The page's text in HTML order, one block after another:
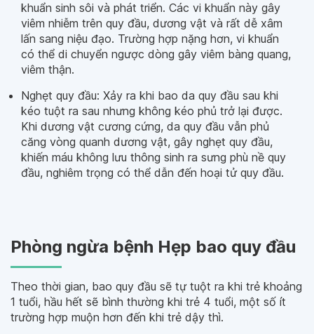
khuẩn sinh sôi và phát triển. Các vi khuẩn này gây
viêm nhiễm trên quy đầu, dương vật và rất dễ xâm
lấn sang niệu đạo. Trường hợp nặng hơn, vi khuẩn
có thể di chuyển ngược dòng gây viêm bàng quang,
viêm thận.
Nghẹt quy đầu: Xảy ra khi bao da quy đầu sau khi
kéo tuột ra sau nhưng không kéo phủ trở lại được.
Khi dương vật cương cứng, da quy đầu vẫn phủ
căng vòng quanh dương vật, gây nghẹt quy đầu,
khiến máu không lưu thông sinh ra sưng phù nề quy
đầu, nghiêm trọng có thể dẫn đến hoại tử quy đầu.
Phòng ngừa bệnh Hẹp bao quy đầu
Theo thời gian, bao quy đầu sẽ tự tuột ra khi trẻ khoảng
1 tuổi, hầu hết sẽ bình thường khi trẻ 4 tuổi, một số ít
trường hợp muộn hơn đến khi trẻ dậy thì.